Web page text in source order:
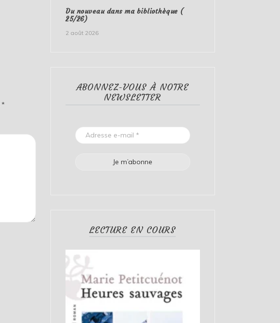
*
Du nouveau dans ma bibliothèque (
25/26)
2 août 2026
ABONNEZ-VOUS À NOTRE
NEWSLETTER
LECTURE EN COURS